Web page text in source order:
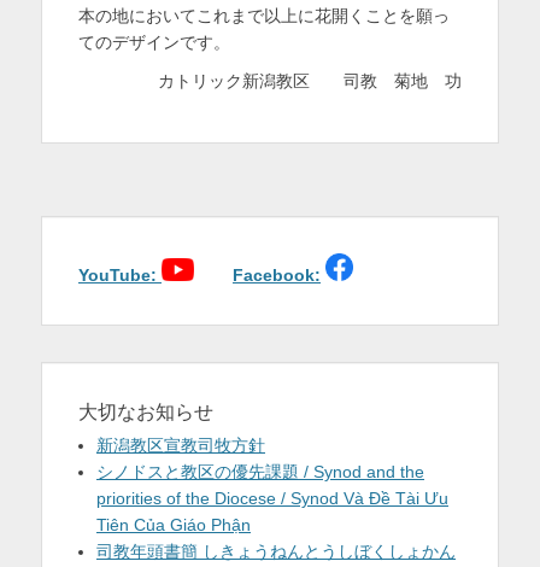
本の地においてこれまで以上に花開くことを願っ
てのデザインです。
カトリック新潟教区 司教 菊地 功
YouTube: Facebook:
大切なお知らせ
新潟教区宣教司牧方針
シノドスと教区の優先課題 / Synod and the
priorities of the Diocese / Synod Và Đề Tài Ưu
Tiên Của Giáo Phận
司教年頭書簡 しきょうねんとうしぼくしょかん